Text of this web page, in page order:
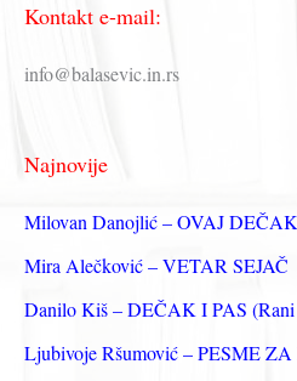
т
р
а
з
а
Kontakt e-mail:
info@balasevic.in.rs
Najnovije
Milovan Danojlić – OVAJ
Mira Alečković – VETAR SEJAČ
Danilo Kiš – DEČAK I PAS
Ljubivoje Ršumović – PESME